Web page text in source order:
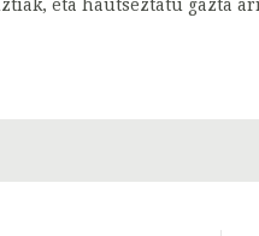
eta hautseztatu gazta